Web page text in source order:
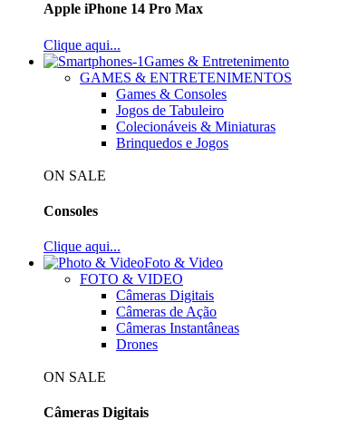
Apple iPhone 14 Pro Max
Clique aqui...
Games & Entretenimento
GAMES & ENTRETENIMENTOS
Games & Consoles
Jogos de Tabuleiro
Colecionáveis & Miniaturas
Brinquedos e Jogos
ON SALE
Consoles
Clique aqui...
Foto & Video
FOTO & VIDEO
Câmeras Digitais
Câmeras de Ação
Câmeras Instantâneas
Drones
ON SALE
Câmeras Digitais